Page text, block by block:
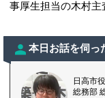
事厚生担当の木村主
本日お話を伺っ
日高市
総務部